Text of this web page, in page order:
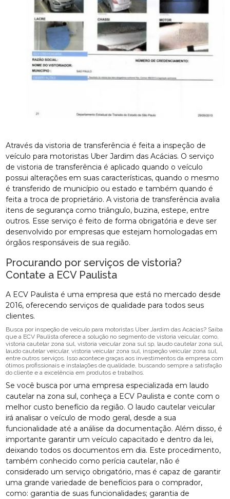
Através da vistoria de transferência é feita a inspeção de
veículo para motoristas Uber Jardim das Acácias. O serviço
de vistoria de transferência é aplicado quando o veículo
possui alterações em suas características, quando o mesmo
é transferido de município ou estado e também quando é
feita a troca de proprietário. A vistoria de transferência avalia
itens de segurança como triângulo, buzina, estepe, entre
outros. Esse serviço é feito de forma obrigatória e deve ser
desenvolvido por empresas que estejam homologadas em
órgãos responsáveis de sua região.
Procurando por serviços de vistoria?
Contate a ECV Paulista
A ECV Paulista é uma empresa que está no mercado desde
2016, oferecendo serviços de qualidade para todos seus
clientes.
Busca por inspeção de veículo para motoristas Uber Jardim das Acácias? Saiba
que a ECV Paulista oferece a solução no segmento de vistoria veicular, como,
vistoria cautelar zona sul, vistoria veicular zona sul sp, laudo cautelar zona sul,
laudo cautelar veicular, vistoria veicular zona sul, inspeção veicular zona sul,
entre outros serviços. Isso acontece graças aos investimentos da empresa com
ótimos profissionais e instalações de qualidade, buscando sempre a satisfação
do cliente e a excelência em produtos e trabalhos.
Se você busca por uma empresa especializada em laudo
cautelar na zona sul, conheça a ECV Paulista e conte com o
melhor custo benefício da região. O laudo cautelar veicular
irá analisar o veículo de modo geral, desde a sua
funcionalidade até a análise da documentação. Além disso, é
importante garantir um veículo capacitado e dentro da lei,
deixando todos os documentos em dia. Este procedimento,
também conhecido como perícia cautelar, não é
considerado um serviço obrigatório, mas é capaz de garantir
uma grande variedade de benefícios para o comprador,
como: garantia de suas funcionalidades; garantia de